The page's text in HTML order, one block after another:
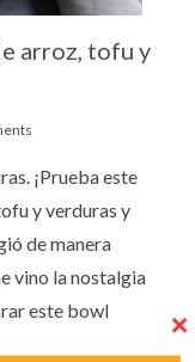
arroz, tofu y
¡Prueba este
y verduras y
de manera
vino la nostalgia
este bowl